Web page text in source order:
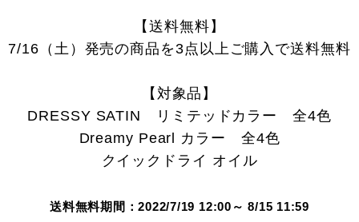
【送料無料】
7/16（土）発売の商品を3点以上ご購入で送料無料
【対象品】
DRESSY SATIN リミテッドカラー 全4色
Dreamy Pearl カラー 全4色
クイックドライ オイル
送料無料期間：2022/7/19 12:00～ 8/15 11:59